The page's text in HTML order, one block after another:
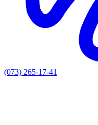
(073) 265-17-41